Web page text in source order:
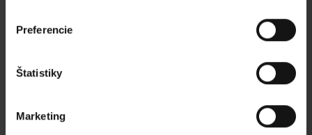
Preferencie
Štatistiky
Marketing
Viac informácií o Liptov region karte aj v
našich Liptov News